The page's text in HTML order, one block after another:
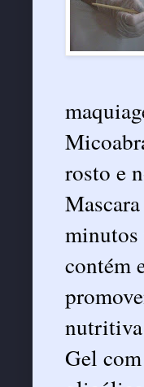
rosto e
minutos
contém
Gel